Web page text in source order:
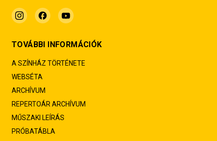
TOVÁBBI INFORMÁCIÓK
A SZÍNHÁZ TÖRTÉNETE
WEBSÉTA
ARCHÍVUM
REPERTOÁR ARCHÍVUM
MŰSZAKI LEÍRÁS
PRÓBATÁBLA